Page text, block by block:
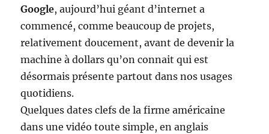
site
web
Google, aujourd’hui géant d’internet a
commencé, comme beaucoup de projets,
relativement doucement, avant de devenir la
machine à dollars qu’on connait qui est
désormais présente partout dans nos usages
quotidiens.
Quelques dates clefs de la firme américaine
dans une vidéo toute simple, en anglais